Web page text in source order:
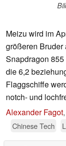
Meizu wird im
größeren Bruder
Snapdragon
die 6,2
Flaggschiffe
notch- und
Alexander Fagot,
Chinese Tech